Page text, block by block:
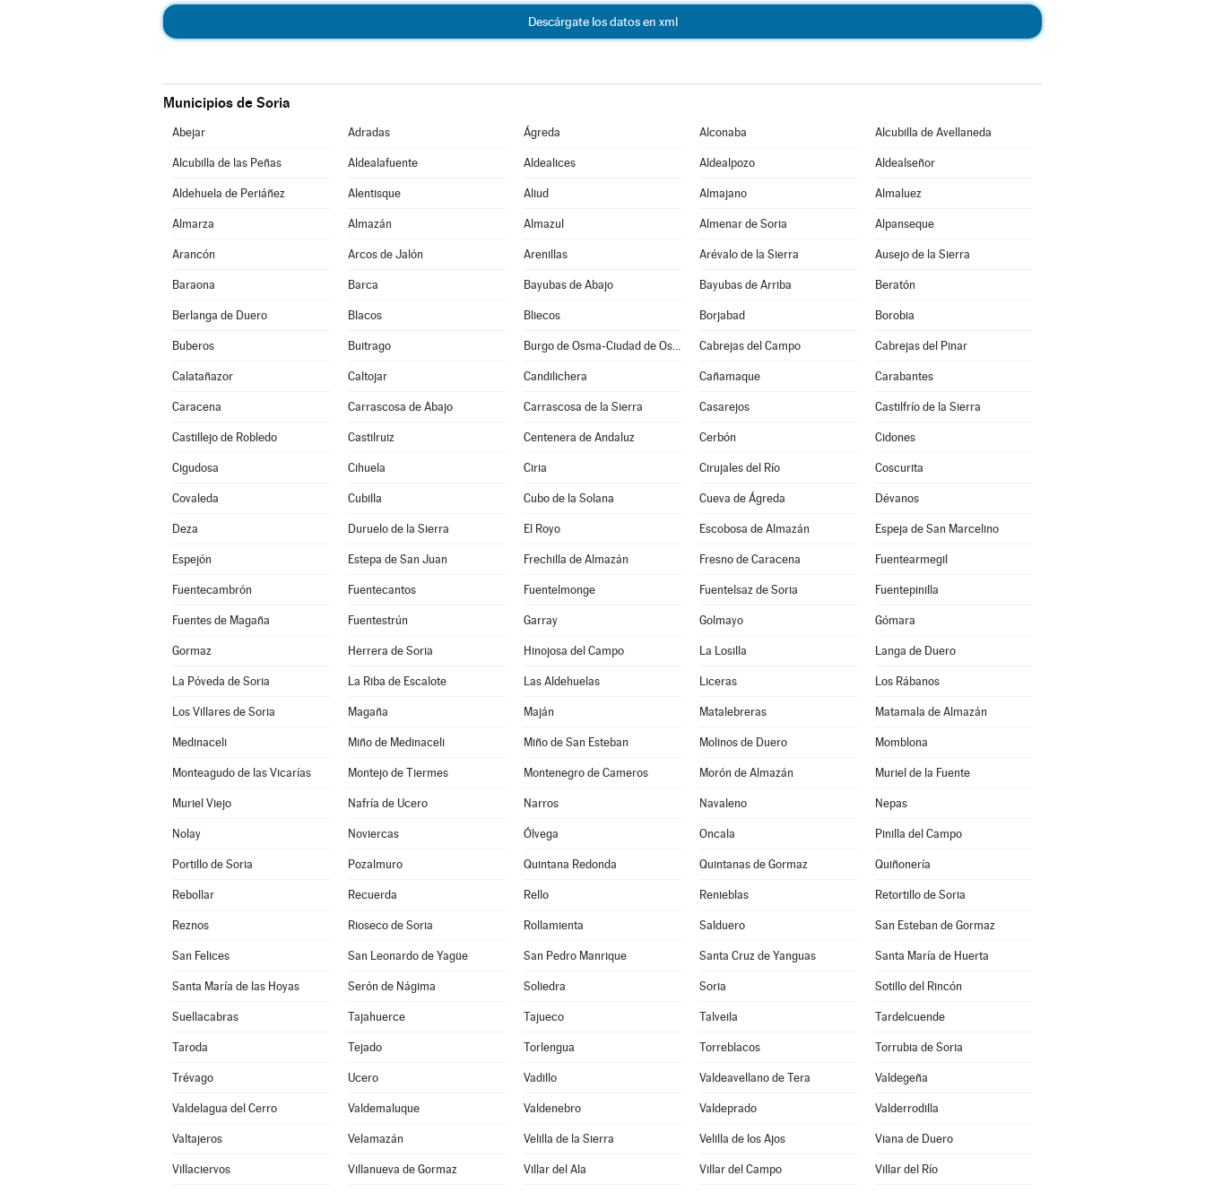
Descárgate los datos en xml
Municipios de Soria
Abejar Adradas Ágreda Alconaba Alcubilla de Avellaneda
Alcubilla de las Peñas Aldealafuente Aldealices Aldealpozo Aldealseñor
Aldehuela de Periáñez Alentisque Aliud Almajano Almaluez
Almarza Almazán Almazul Almenar de Soria Alpanseque
Arancón Arcos de Jalón Arenillas Arévalo de la Sierra Ausejo de la Sierra
Baraona Barca Bayubas de Abajo Bayubas de Arriba Beratón
Berlanga de Duero Blacos Bliecos Borjabad Borobia
Buberos Buitrago Burgo de Osma-Ciudad de Osma Cabrejas del Campo Cabrejas del Pinar
Calatañazor Caltojar Candilichera Cañamaque Carabantes
Caracena Carrascosa de Abajo Carrascosa de la Sierra Casarejos Castilfrío de la Sierra
Castillejo de Robledo Castilruiz Centenera de Andaluz Cerbón Cidones
Cigudosa Cihuela Ciria Cirujales del Río Coscurita
Covaleda Cubilla Cubo de la Solana Cueva de Ágreda Dévanos
Deza Duruelo de la Sierra El Royo Escobosa de Almazán Espeja de San Marcelino
Espejón Estepa de San Juan Frechilla de Almazán Fresno de Caracena Fuentearmegil
Fuentecambrón Fuentecantos Fuentelmonge Fuentelsaz de Soria Fuentepinilla
Fuentes de Magaña Fuentestrún Garray Golmayo Gómara
Gormaz Herrera de Soria Hinojosa del Campo La Losilla Langa de Duero
La Póveda de Soria La Riba de Escalote Las Aldehuelas Liceras Los Rábanos
Los Villares de Soria Magaña Maján Matalebreras Matamala de Almazán
Medinaceli Miño de Medinaceli Miño de San Esteban Molinos de Duero Momblona
Monteagudo de las Vicarías Montejo de Tiermes Montenegro de Cameros Morón de Almazán Muriel de la Fuente
Muriel Viejo Nafría de Ucero Narros Navaleno Nepas
Nolay Noviercas Ólvega Oncala Pinilla del Campo
Portillo de Soria Pozalmuro Quintana Redonda Quintanas de Gormaz Quiñonería
Rebollar Recuerda Rello Renieblas Retortillo de Soria
Reznos Rioseco de Soria Rollamienta Salduero San Esteban de Gormaz
San Felices San Leonardo de Yagüe San Pedro Manrique Santa Cruz de Yanguas Santa María de Huerta
Santa María de las Hoyas Serón de Nágima Soliedra Soria Sotillo del Rincón
Suellacabras Tajahuerce Tajueco Talveila Tardelcuende
Taroda Tejado Torlengua Torreblacos Torrubia de Soria
Trévago Ucero Vadillo Valdeavellano de Tera Valdegeña
Valdelagua del Cerro Valdemaluque Valdenebro Valdeprado Valderrodilla
Valtajeros Velamazán Velilla de la Sierra Velilla de los Ajos Viana de Duero
Villaciervos Villanueva de Gormaz Villar del Ala Villar del Campo Villar del Río